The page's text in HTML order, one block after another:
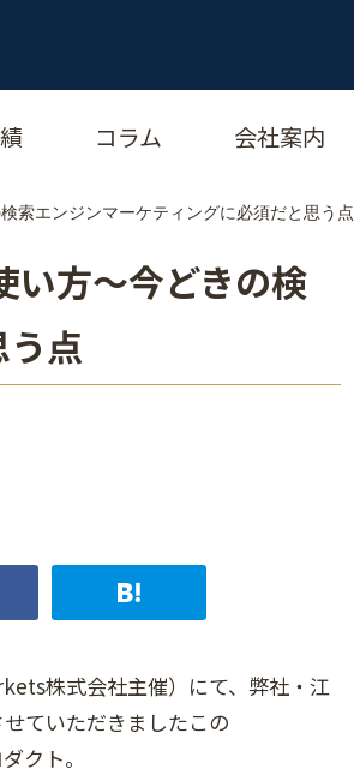
コラム 会社案内
索エンジンマーケティングに必須だと思う点
い方～今どきの検
点
株式会社主催）にて、弊社・江
ていただきましたこの
クト。